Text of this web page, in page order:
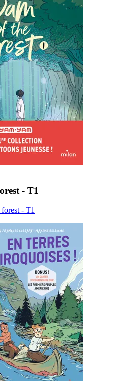
- T1
- T1